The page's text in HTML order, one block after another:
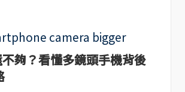
夠？看懂多鏡頭手機背後